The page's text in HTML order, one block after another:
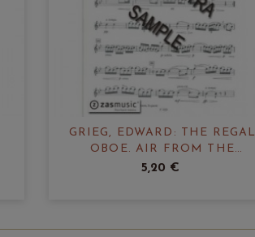
GRIEG, EDWARD: THE REGAL
OBOE. AIR FROM THE
HOLBERG SUITE OP. 40
5,20 €